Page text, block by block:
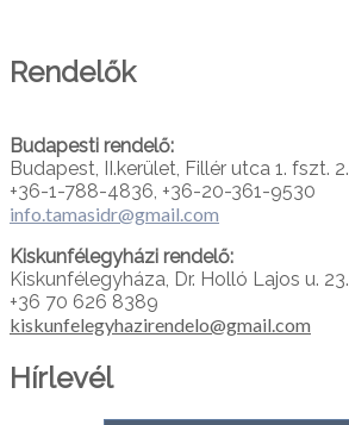
Rendelők
Budapesti rendelő:
Budapest, II.kerület, Fillér utca 1. fszt. 2.
+36-1-788-4836, +36-20-361-9530
info.tamasidr@gmail.com
Kiskunfélegyházi rendelő:
Kiskunfélegyháza, Dr. Holló Lajos u. 23.
+36 70 626 8389
kiskunfelegyhazirendelo@gmail.com
Hírlevél